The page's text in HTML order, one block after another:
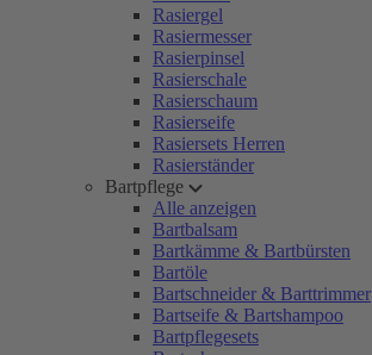
Rasiergel
Rasiermesser
Rasierpinsel
Rasierschale
Rasierschaum
Rasierseife
Rasiersets Herren
Rasierständer
Bartpflege
Alle anzeigen
Bartbalsam
Bartkämme & Bartbürsten
Bartöle
Bartschneider & Barttrimmer
Bartseife & Bartshampoo
Bartpflegesets